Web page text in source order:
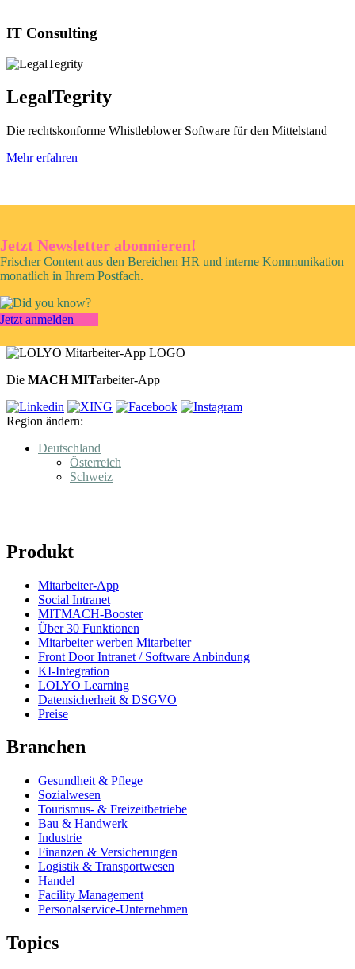
IT Consulting
LegalTegrity
Die rechtskonforme Whistleblower Software für den Mittelstand
Mehr erfahren
Jetzt Newsletter abonnieren!
Frischer Content aus den Bereichen HR und interne Kommunikation –
monatlich in Ihrem Postfach.
Jetzt anmelden
Die MACH MITarbeiter-App
Region ändern:
Deutschland
Österreich
Schweiz
Produkt
Mitarbeiter-App
Social Intranet
MITMACH-Booster
Über 30 Funktionen
Mitarbeiter werben Mitarbeiter
Front Door Intranet / Software Anbindung
KI-Integration
LOLYO Learning
Datensicherheit & DSGVO
Preise
Branchen
Gesundheit & Pflege
Sozialwesen
Tourismus- & Freizeitbetriebe
Bau & Handwerk
Industrie
Finanzen & Versicherungen
Logistik & Transportwesen
Handel
Facility Management
Personalservice-Unternehmen
Topics